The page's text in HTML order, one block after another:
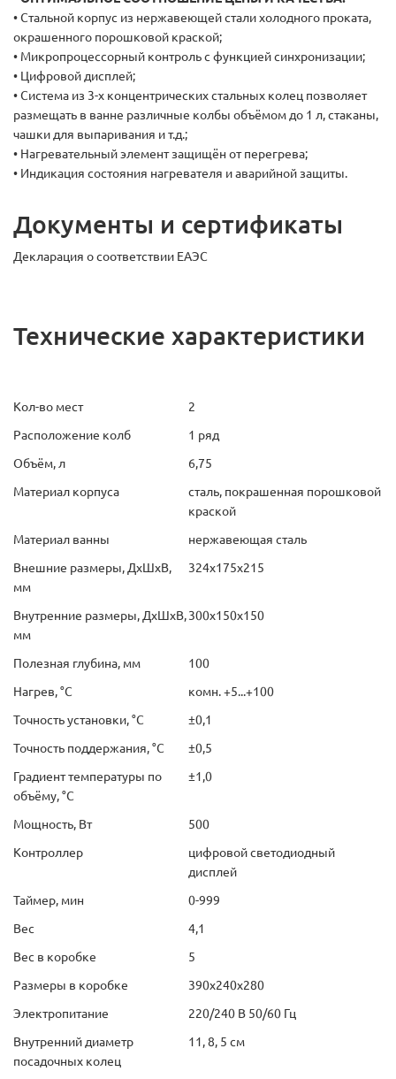
• Стальной корпус из нержавеющей стали холодного проката,
окрашенного порошковой краской;
• Микропроцессорный контроль с функцией синхронизации;
• Цифровой дисплей;
• Система из 3-х концентрических стальных колец позволяет
размещать в ванне различные колбы объёмом до 1 л, стаканы,
чашки для выпаривания и т.д.;
• Нагревательный элемент защищён от перегрева;
• Индикация состояния нагревателя и аварийной защиты.
Документы и сертификаты
Декларация о соответствии ЕАЭС
Технические характеристики
Кол-во мест
2
Расположение колб
1 ряд
Объём, л
6,75
Материал корпуса
сталь, покрашенная порошковой
краской
Материал ванны
нержавеющая сталь
Внешние размеры, ДхШхВ,
мм
324х175х215
Внутренние размеры, ДхШхВ,
мм
300х150х150
Полезная глубина, мм
100
Нагрев, °С
комн. +5...+100
Точность установки, °С
±0,1
Точность поддержания, °С
±0,5
Градиент температуры по
объёму, °С
±1,0
Мощность, Вт
500
Контроллер
цифровой светодиодный
дисплей
Таймер, мин
0-999
Вес
4,1
Вес в коробке
5
Размеры в коробке
390х240х280
Электропитание
220/240 В 50/60 Гц
Внутренний диаметр
посадочных колец
11, 8, 5 см